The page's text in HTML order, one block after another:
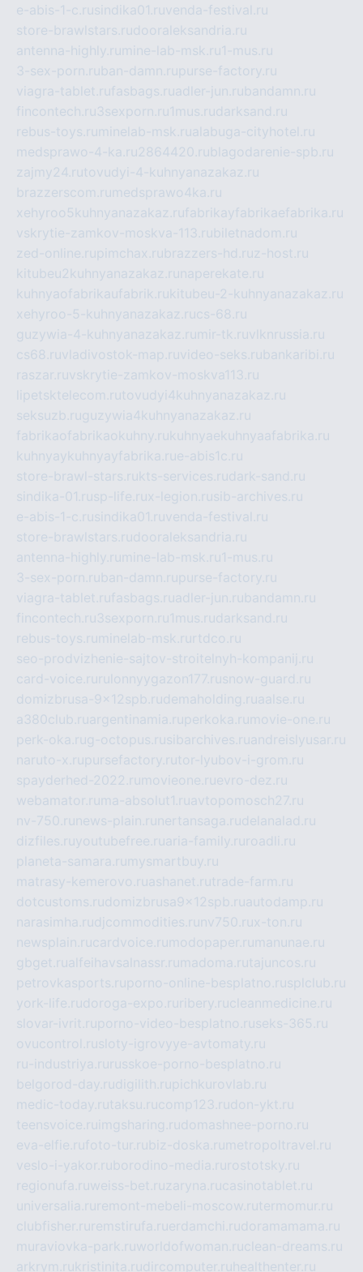
e-abis-1-c.rusindika01.ruvenda-festival.ru
store-brawlstars.rudooraleksandria.ru
antenna-highly.ru mine-lab-msk.ru1-mus.ru
3-sex-porn.ruban-damn.rupurse-factory.ru
viagra-tablet.rufasbags.ruadler-jun.rubandamn.ru
fincontech.ru3sexporn.ru1mus.rudarksand.ru
rebus-toys.ru minelab-msk.rualabuga-cityhotel.ru
medsprawo-4-ka.ru2864420.rublagodarenie-spb.ru
zajmy24.rutovudyi-4-kuhnyanazakaz.ru
brazzerscom.ru medsprawo4ka.ru
xehyroo5kuhnyanazakaz.rufabrikayfabrikaefabrika.ru
vskrytie-zamkov-moskva-113.rubiletnadom.ru
zed-online.rupimchax.rubrazzers-hd.ruz-host.ru
kitubeu2kuhnyanazakaz.ru naperekate.ru
kuhnyaofabrikaufabrik.rukitubeu-2-kuhnyanazakaz.ru
xehyroo-5-kuhnyanazakaz.rucs-68.ru
guzywia-4-kuhnyanazakaz.ru mir-tk.ruvlknrussia.ru
cs68.ruvladivostok-map.ruvideo-seks.rubankaribi.ru
raszar.ruvskrytie-zamkov-moskva113.ru
lipetsktelecom.rutovudyi4kuhnyanazakaz.ru
seksuzb.ruguzywia4kuhnyanazakaz.ru
fabrikaofabrikaokuhny.rukuhnyaekuhnyaafabrika.ru
kuhnyaykuhnyayfabrika.rue-abis1c.ru
store-brawl-stars.rukts-services.rudark-sand.ru
sindika-01.rusp-life.rux-legion.rusib-archives.ru
e-abis-1-c.rusindika01.ruvenda-festival.ru
store-brawlstars.rudooraleksandria.ru
antenna-highly.ru mine-lab-msk.ru1-mus.ru
3-sex-porn.ruban-damn.rupurse-factory.ru
viagra-tablet.rufasbags.ruadler-jun.rubandamn.ru
fincontech.ru3sexporn.ru1mus.rudarksand.ru
rebus-toys.ru minelab-msk.ru rtdco.ru
seo-prodvizhenie-sajtov-stroitelnyh-kompanij.ru
card-voice.ru rulonnyygazon177.rusnow-guard.ru
domizbrusa-9x12spb.rudemaholding.ruaalse.ru
a380club.ruargentinamia.ruperkoka.ru movie-one.ru
perk-oka.rug-octopus.rusibarchives.ruandreislyusar.ru
naruto-x.rupursefactory.rutor-lyubov-i-grom.ru
spayderhed-2022.ru movieone.ruevro-dez.ru
webamator.ru ma-absolut1.ruavtopomosch27.ru
nv-750.ru news-plain.ru nertansaga.rudelanalad.ru
dizfiles.ruyoutubefree.ruaria-family.ru roadli.ru
planeta-samara.ru mysmartbuy.ru
matrasy-kemerovo.ruashanet.rutrade-farm.ru
dotcustoms.rudomizbrusa9x12spb.ruautodamp.ru
narasimha.rudjcommodities.ru nv750.rux-ton.ru
newsplain.rucardvoice.ru modopaper.ru manunae.ru
gbget.rualfeihavsalnassr.ru madoma.rutajuncos.ru
petrovkasports.ruporno-online-besplatno.rusplclub.ru
york-life.rudoroga-expo.ru ribery.rucleanmedicine.ru
slovar-ivrit.ruporno-video-besplatno.ruseks-365.ru
ovucontrol.rusloty-igrovyye-avtomaty.ru
ru-industriya.ru russkoe-porno-besplatno.ru
belgorod-day.rudigilith.rupichkurovlab.ru
medic-today.rutaksu.rucomp123.rudon-ykt.ru
teensvoice.ru imgsharing.rudomashnee-porno.ru
eva-elfie.rufoto-tur.rubiz-doska.ru metropoltravel.ru
veslo-i-yakor.ruborodino-media.ru rostotsky.ru
regionufa.ruweiss-bet.ruzaryna.rucasinotablet.ru
universalia.ru remont-mebeli-moscow.rutermomur.ru
clubfisher.ru remstirufa.ruerdamchi.rudoramamama.ru
muraviovka-park.ruworldofwoman.ruclean-dreams.ru
arkrym.rukristinita.rudircomputer.ru healthenter.ru